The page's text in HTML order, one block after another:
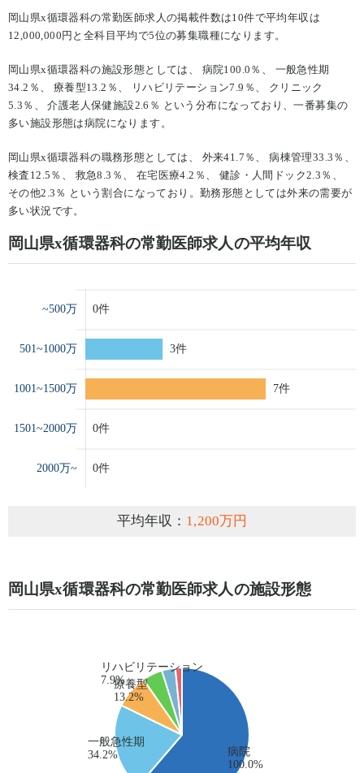
岡山県x循環器科の常勤医師求人の掲載件数は10件で平均年収は
12,000,000円と全科目平均で5位の募集職種になります。
岡山県x循環器科の施設形態としては、 病院100.0％、 一般急性期
34.2％、 療養型13.2％、 リハビリテーション7.9％、 クリニック
5.3％、 介護老人保健施設2.6％ という分布になっており、一番募集の
多い施設形態は病院になります。
岡山県x循環器科の職務形態としては、 外来41.7％、 病棟管理33.3％、
検査12.5％、 救急8.3％、 在宅医療4.2％、 健診・人間ドック2.3％、
その他2.3％ という割合になっており。勤務形態としては外来の需要が
多い状況です。
岡山県x循環器科の常勤医師求人の平均年収
平均年収： 1,200万円
岡山県x循環器科の常勤医師求人の施設形態